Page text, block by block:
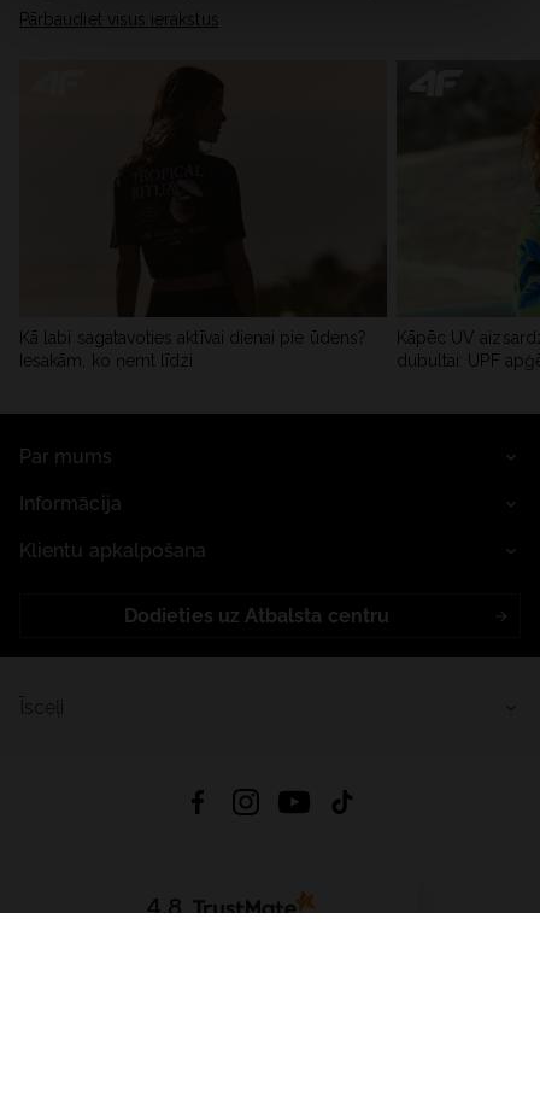
Pārbaudiet visus ierakstus
Kā labi sagatavoties aktīvai dienai pie ūdens?
Iesakām, ko ņemt līdzi
Kāpēc UV
dubultai: UPF
Par mums
Informācija
Klientu apkalpošana
Dodieties uz Atbalsta centru
4.8